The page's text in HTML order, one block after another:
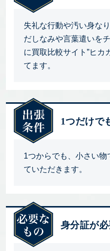
失礼な行動や汚い身な
だしなみや言葉遣いを
に買取比較サイト”ヒカ
てます。
1つだけで
1つからでも、小さい
ていただきます。
身分証が